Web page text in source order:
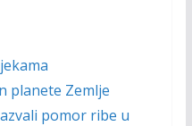
planete Zemlje
pomor ribe u